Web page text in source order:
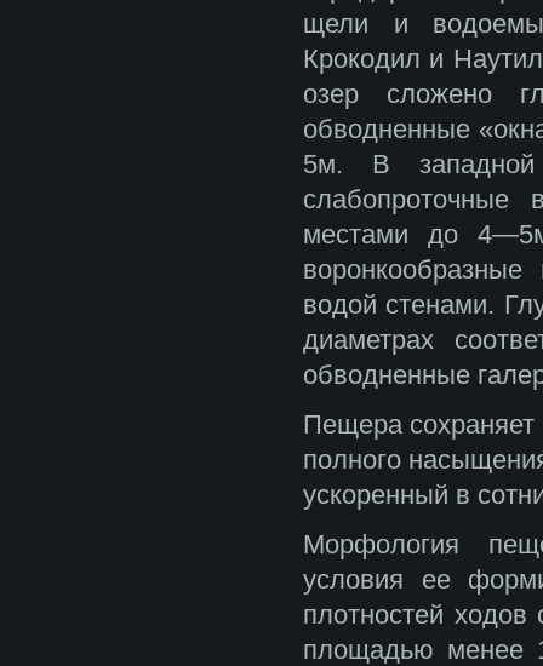
щели и
Крокодил и
озер сложено
обводненные
5м. В
слабопроточные
местами до
водой стенами.
диаметрах
обводненные
Пещера
полного
ускоренный в
Морфология
условия ее
плотностей ходов
площадью менее 1